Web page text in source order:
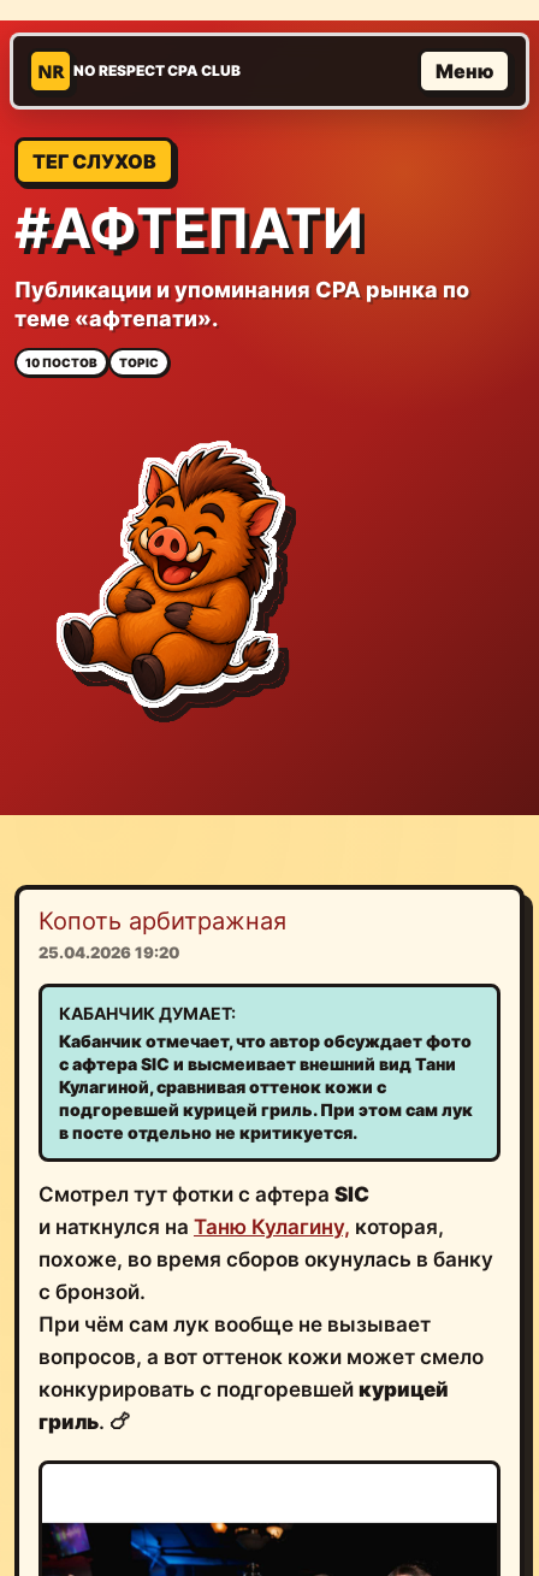
NR Меню
ТЕГ СЛУХОВ
#АФТЕПАТИ
Публикации и упоминания CPA рынка по
теме «афтепати».
10 ПОСТОВ TOPIC
Копоть арбитражная
25.04.2026 19:20
Кабанчик отмечает, что автор обсуждает фото
с афтера SIC и высмеивает внешний вид Тани
Кулагиной, сравнивая оттенок кожи с
подгоревшей курицей гриль. При этом сам лук
в посте отдельно не критикуется.
Смотрел тут фотки с афтера SIC
и наткнулся на Таню Кулагину,
похоже, во время сборов окунулась в банку
с бронзой.
При чём сам лук вообще не вызывает
вопросов, а вот оттенок кожи может смело
конкурировать с подгоревшей
курицей
гриль . 🍗